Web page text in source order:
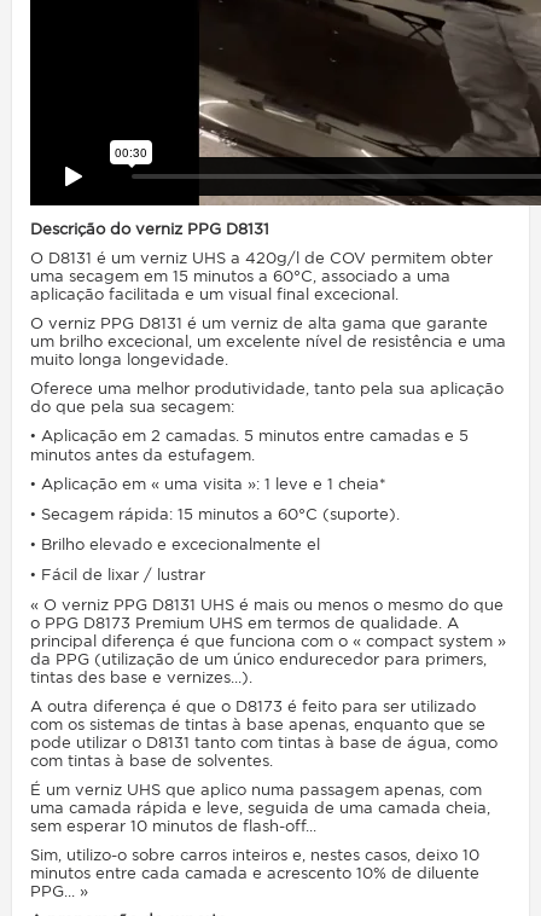
Descrição do verniz PPG D8131
O D8131 é um verniz UHS a 420g/l de COV permitem obter
uma secagem em 15 minutos a 60°C, associado a uma
aplicação facilitada e um visual final excecional.
O verniz PPG D8131 é um verniz de alta gama que garante
um brilho excecional, um excelente nível de resistência e uma
muito longa longevidade.
Oferece uma melhor produtividade, tanto pela sua aplicação
do que pela sua secagem:
• Aplicação em 2 camadas. 5 minutos entre camadas e 5
minutos antes da estufagem.
• Aplicação em « uma visita »: 1 leve e 1 cheia*
• Secagem rápida: 15 minutos a 60°C (suporte).
• Brilho elevado e excecionalmente el
• Fácil de lixar / lustrar
« O verniz PPG D8131 UHS é mais ou menos o mesmo do que
o PPG D8173 Premium UHS em termos de qualidade. A
principal diferença é que funciona com o « compact system »
da PPG (utilização de um único endurecedor para primers,
tintas des base e vernizes...).
A outra diferença é que o D8173 é feito para ser utilizado
com os sistemas de tintas à base apenas, enquanto que se
pode utilizar o D8131 tanto com tintas à base de água, como
com tintas à base de solventes.
É um verniz UHS que aplico numa passagem apenas, com
uma camada rápida e leve, seguida de uma camada cheia,
sem esperar 10 minutos de flash-off...
Sim, utilizo-o sobre carros inteiros e, nestes casos, deixo 10
minutos entre cada camada e acrescento 10% de diluente
PPG... »